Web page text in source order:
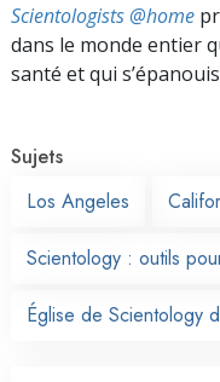
Scientologists @home
dans le monde entier
santé et qui
Sujets
Los Angeles
Scientology : outils
Église de Scientology